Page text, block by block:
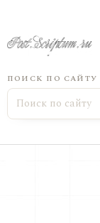
ПОИСК ПО САЙТУ